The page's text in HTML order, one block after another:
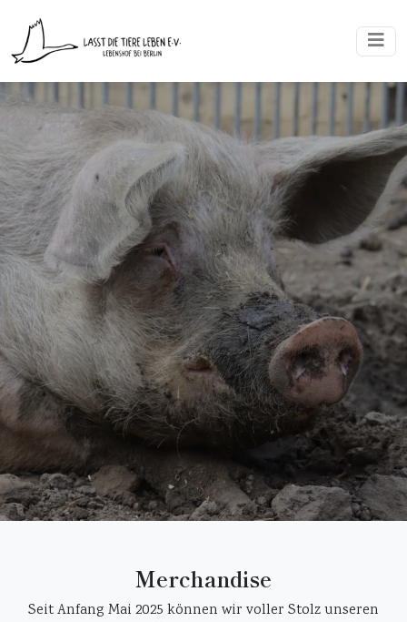
Merchandise
Seit Anfang Mai 2025 können wir voller Stolz unseren